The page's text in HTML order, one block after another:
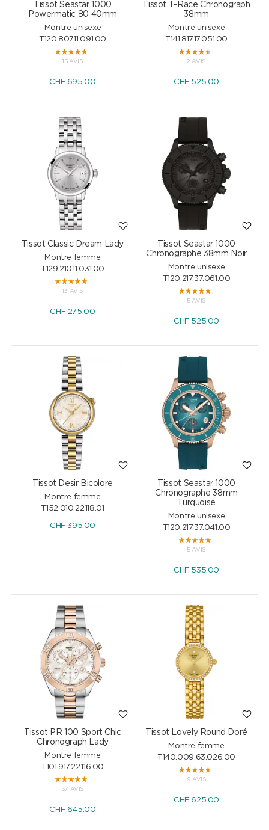
Tissot Seastar 1000
Powermatic 80 40mm
Montre unisexe
T120.807.11.091.00
15 AVIS
CHF695.00
Tissot T-Race Chronograph
38mm
Montre unisexe
T141.817.17.051.00
2 AVIS
CHF525.00
Tissot Classic Dream Lady
Montre femme
T129.210.11.031.00
13 AVIS
CHF 275.00
Tissot Seastar 1000
Chronographe 38mm Noir
Montre unisexe
T120.217.37.061.00
5 AVIS
CHF 525.00
Tissot Desir Bicolore
Montre femme
T152.010.22.118.01
CHF 395.00
Tissot Seastar 1000
Chronographe 38mm
Turquoise
Montre unisexe
T120.217.37.041.00
5 AVIS
CHF 535.00
Tissot PR 100 Sport Chic
Chronograph Lady
Montre femme
T101.917.22.116.00
37 AVIS
CHF 645.00
Tissot Lovely Round Doré
Montre femme
T140.009.63.026.00
9 AVIS
CHF 625.00